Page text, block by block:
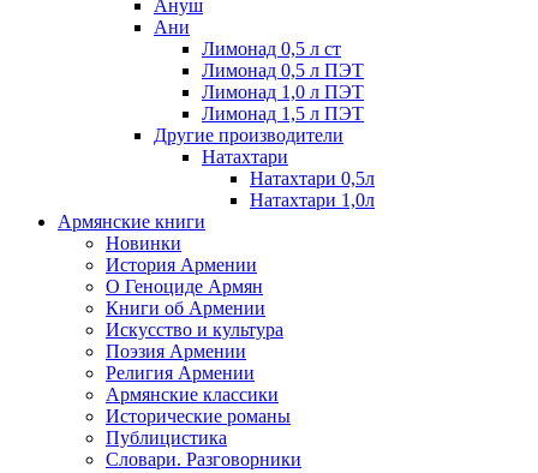
Ануш
Ани
Лимонад 0,5 л ст
Лимонад 0,5 л ПЭТ
Лимонад 1,0 л ПЭТ
Лимонад 1,5 л ПЭТ
Другие производители
Натахтари
Натахтари 0,5л
Натахтари 1,0л
Армянские книги
Новинки
История Армении
О Геноциде Армян
Книги об Армении
Иcкусство и культура
Поэзия Армении
Религия Армении
Армянские классики
Исторические романы
Публицистика
Словари. Разговорники